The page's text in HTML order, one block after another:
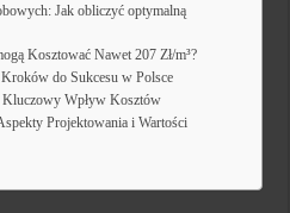
Jak obliczyć optymalną
Kosztować Nawet 207 Zł/m³?
do Sukcesu w Polsce
Wpływ Kosztów
Projektowania i Wartości